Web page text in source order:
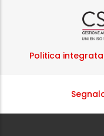
Politica